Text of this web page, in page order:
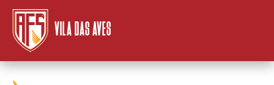
VILA DAS AVES